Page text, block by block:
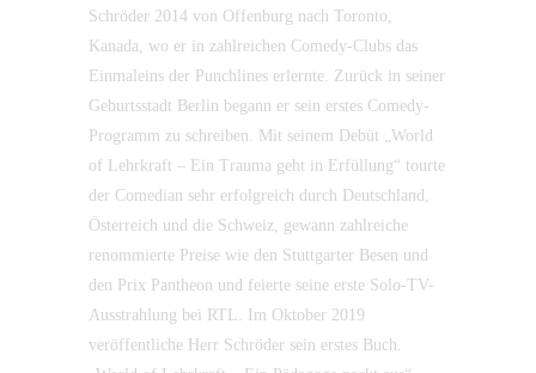
Schröder 2014 von Offenburg nach Toronto,
Kanada, wo er in zahlreichen Comedy-Clubs das
Einmaleins der Punchlines erlernte. Zurück in seiner
Geburtsstadt Berlin begann er sein erstes Comedy-
Programm zu schreiben. Mit seinem Debüt „World
of Lehrkraft – Ein Trauma geht in Erfüllung“ tourte
der Comedian sehr erfolgreich durch Deutschland,
Österreich und die Schweiz, gewann zahlreiche
renommierte Preise wie den Stuttgarter Besen und
den Prix Pantheon und feierte seine erste Solo-TV-
Ausstrahlung bei RTL. Im Oktober 2019
veröffentliche Herr Schröder sein erstes Buch.